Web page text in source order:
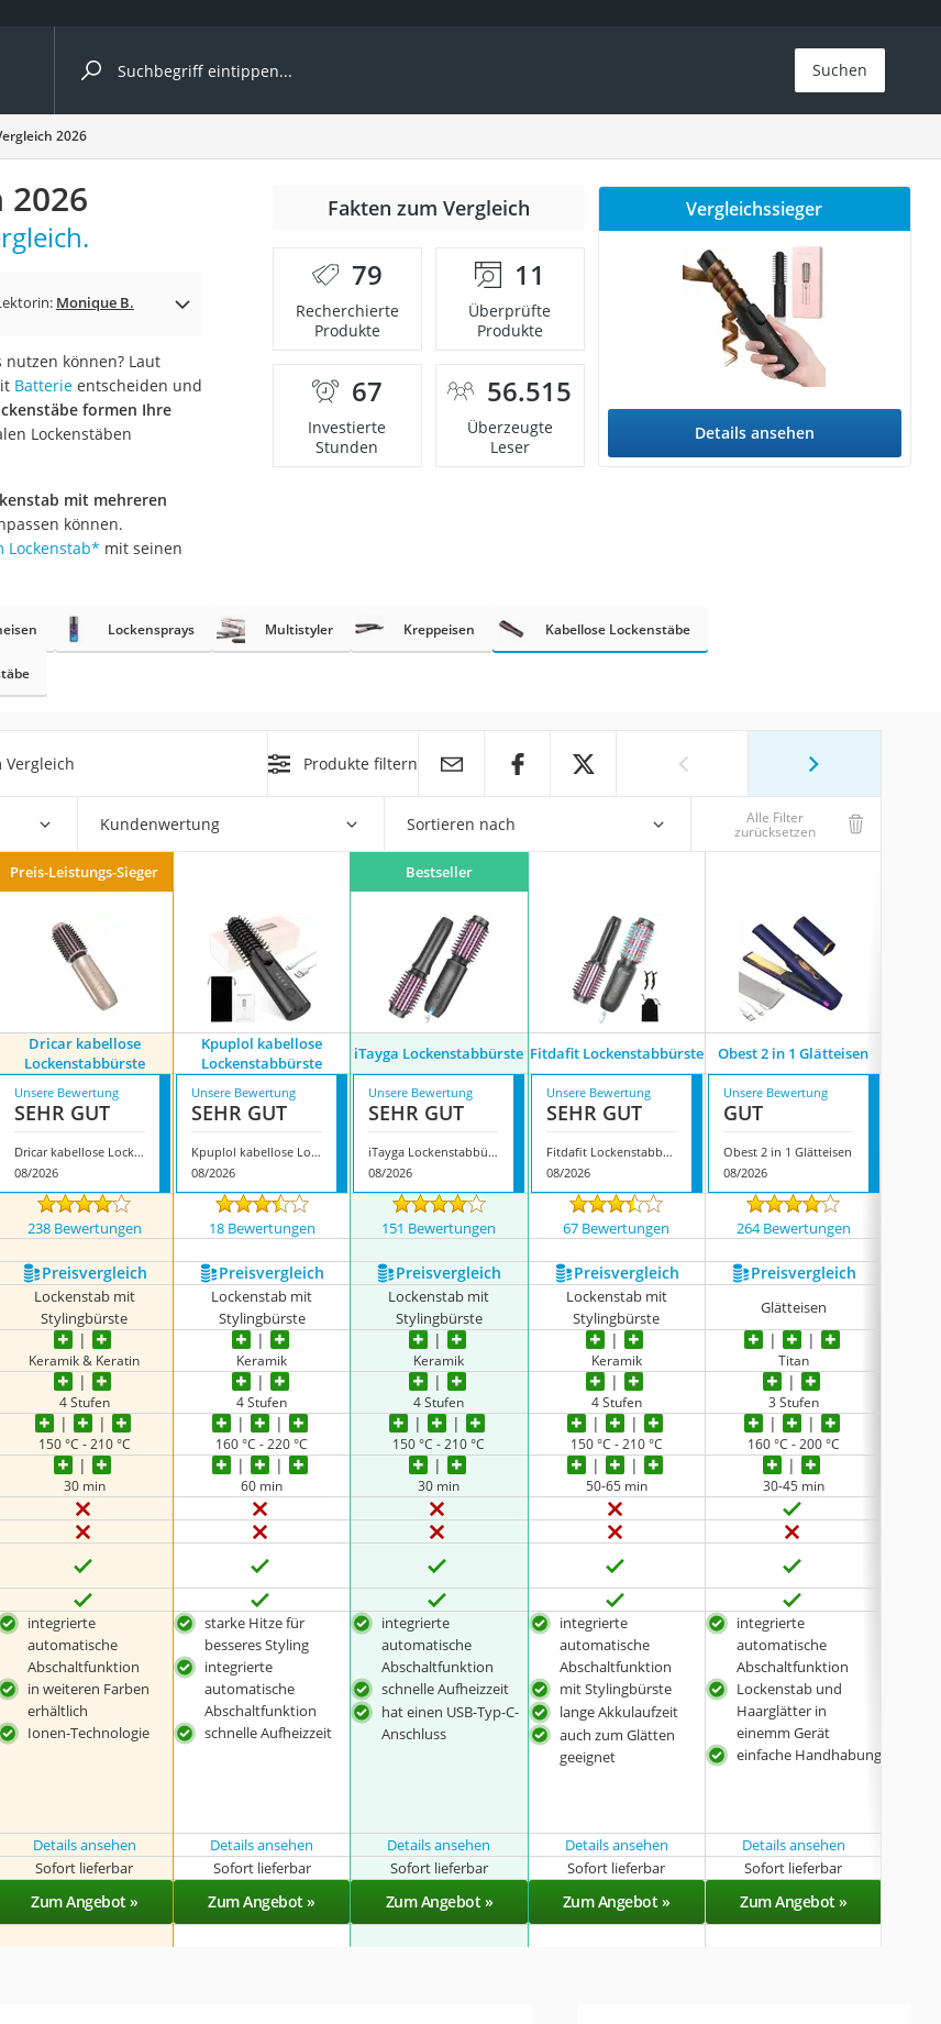
nach Kategorie
Suchen
2026
Monique B.
können? Laut
Batterieentscheiden und
formen Ihre
Lockenstäben
mit mehreren
können.
Lockenstab* mit seinen
Fakten zum Vergleich
79
Recherchierte
Produkte
11
Überprüfte
Produkte
67
Investierte
Stunden
56.515
Überzeugte
Leser
Vergleichssieger
Details ansehen
Lockensprays Multistyler Kreppeisen Kabellose Lockenstäbe
Vergleich Produkte filtern
Kundenwertung Sortieren nach Alle Filter
zurücksetzen
Preis-Leistungs-Sieger Bestseller
Dricar kabellose
Lockenstabbürste
Kpuplol kabellose
Lockenstabbürste
iTayga Lockenstabbürste Fitdafit Lockenstabbürste Obest 2 in 1 Glätteisen
Unsere Bewertung
SEHR GUT
Dricar kabellose Lockenstabbürste
08/2026
Unsere Bewertung
SEHR GUT
Kpuplol kabellose Lockenstabbürste
08/2026
Unsere Bewertung
SEHR GUT
iTayga Lockenstabbürste
08/2026
Unsere Bewertung
SEHR GUT
Fitdafit Lockenstabbürste
08/2026
Unsere Bewertung
GUT
Obest 2 in 1 Glätteisen
08/2026
238 Bewertungen 18 Bewertungen 151 Bewertungen 67 Bewertungen 264 Bewertungen
Preis­vergleich Preis­vergleich Preis­vergleich Preis­vergleich Preis­vergleich
Lockenstab mit
Stylingbürste
Lockenstab mit
Stylingbürste
Lockenstab mit
Stylingbürste
Lockenstab mit
Stylingbürste
Glätteisen
Keramik & Keratin Keramik Keramik Keramik Titan
4 Stufen 4 Stufen 4 Stufen 4 Stufen 3 Stufen
150 °C - 210 °C 160 °C - 220 °C 150 °C - 210 °C 150 °C - 210 °C 160 °C - 200 °C
30 min 60 min 30 min 50-65 min 30-45 min
integrierte
automatische
Abschaltfunktion
in weiteren Farben
erhältlich
Ionen-Technologie
starke Hitze für
besseres Styling
integrierte
automatische
Abschaltfunktion
schnelle Aufheizzeit
integrierte
automatische
Abschaltfunktion
schnelle Aufheizzeit
hat einen USB-Typ-C-
Anschluss
integrierte
automatische
Abschaltfunktion
mit Stylingbürste
lange Akkulaufzeit
auch zum Glätten
geeignet
integrierte
automatische
Abschaltfunktion
Lockenstab und
Haarglätter in
einemm Gerät
einfache Handhabung
Details ansehen Details ansehen Details ansehen Details ansehen
Details ansehen
Sofort lieferbar Sofort lieferbar Sofort lieferbar Sofort lieferbar Sofort lieferbar
Zum Angebot » Zum Angebot » Zum Angebot » Zum Angebot » Zum Angebot »